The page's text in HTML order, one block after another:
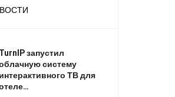
TurnIP запустил
систему
интерактивного ТВ для